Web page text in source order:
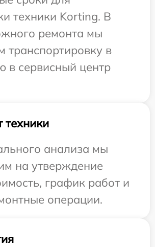
техники Korting. В
ремонта мы
транспортировку в
в сервисный центр
техники
анализа мы
на утверждение
график работ и
операции.